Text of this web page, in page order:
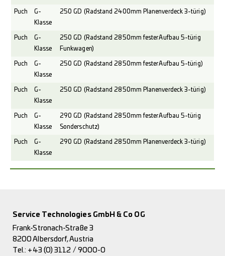
Puch
G-
Klasse
250 GD (Radstand 2400mm Planenverdeck 3-türig)
Puch
G-
Klasse
250 GD (Radstand 2850mm fester Aufbau 5-türig
Funkwagen)
Puch
G-
Klasse
250 GD (Radstand 2850mm fester Aufbau 5-türig)
Puch
G-
Klasse
250 GD (Radstand 2850mm Planenverdeck 3-türig)
Puch
G-
Klasse
290 GD (Radstand 2850mm fester Aufbau 5-türig
Sonderschutz)
Puch
G-
Klasse
290 GD (Radstand 2850mm Planenverdeck 3-türig)
Service Technologies GmbH & Co OG
Frank-Stronach-Straße 3
8200 Albersdorf, Austria
Tel.: +43 (0) 3112 / 9000-0